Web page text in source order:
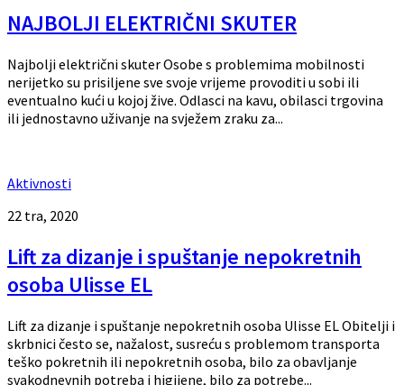
NAJBOLJI ELEKTRIČNI SKUTER
Najbolji električni skuter Osobe s problemima mobilnosti
nerijetko su prisiljene sve svoje vrijeme provoditi u sobi ili
eventualno kući u kojoj žive. Odlasci na kavu, obilasci trgovina
ili jednostavno uživanje na svježem zraku za...
Aktivnosti
22 tra, 2020
Lift za dizanje i spuštanje nepokretnih
osoba Ulisse EL
Lift za dizanje i spuštanje nepokretnih osoba Ulisse EL Obitelji i
skrbnici često se, nažalost, susreću s problemom transporta
teško pokretnih ili nepokretnih osoba, bilo za obavljanje
svakodnevnih potreba i higijene, bilo za potrebe...